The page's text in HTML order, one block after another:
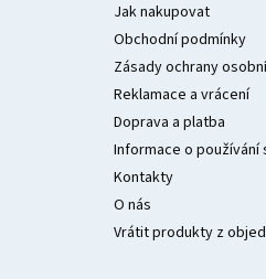
Jak nakupovat
Obchodní podmínky
Zásady ochrany
Reklamace a vrácení
Doprava a platba
Informace o
Kontakty
O nás
Vrátit produkty z